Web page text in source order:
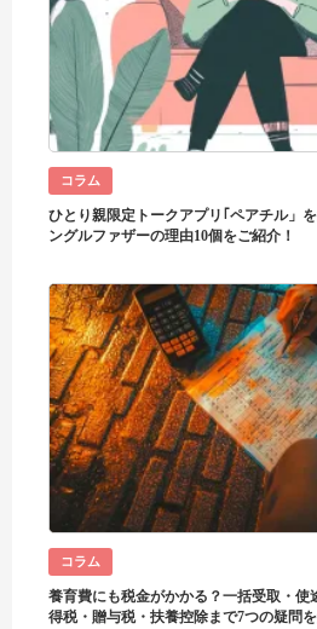
コラム
ひとり親限定トークアプリ｢ペアチル」
ングルファザーの理由10個をご紹介！
コラム
養育費にも税金がかかる？一括受取・使
得税・贈与税・扶養控除まで7つの疑問